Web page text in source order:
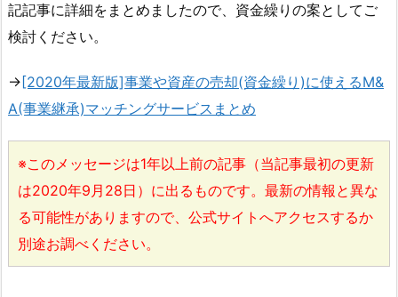
記記事に詳細をまとめましたので、資金繰りの案としてご
検討ください。
→[2020年最新版]事業や資産の売却(資金繰り)に使えるM&
A(事業継承)マッチングサービスまとめ
※このメッセージは1年以上前の記事（当記事最初の更新
は2020年9月28日）に出るものです。最新の情報と異な
る可能性がありますので、公式サイトへアクセスするか
別途お調べください。